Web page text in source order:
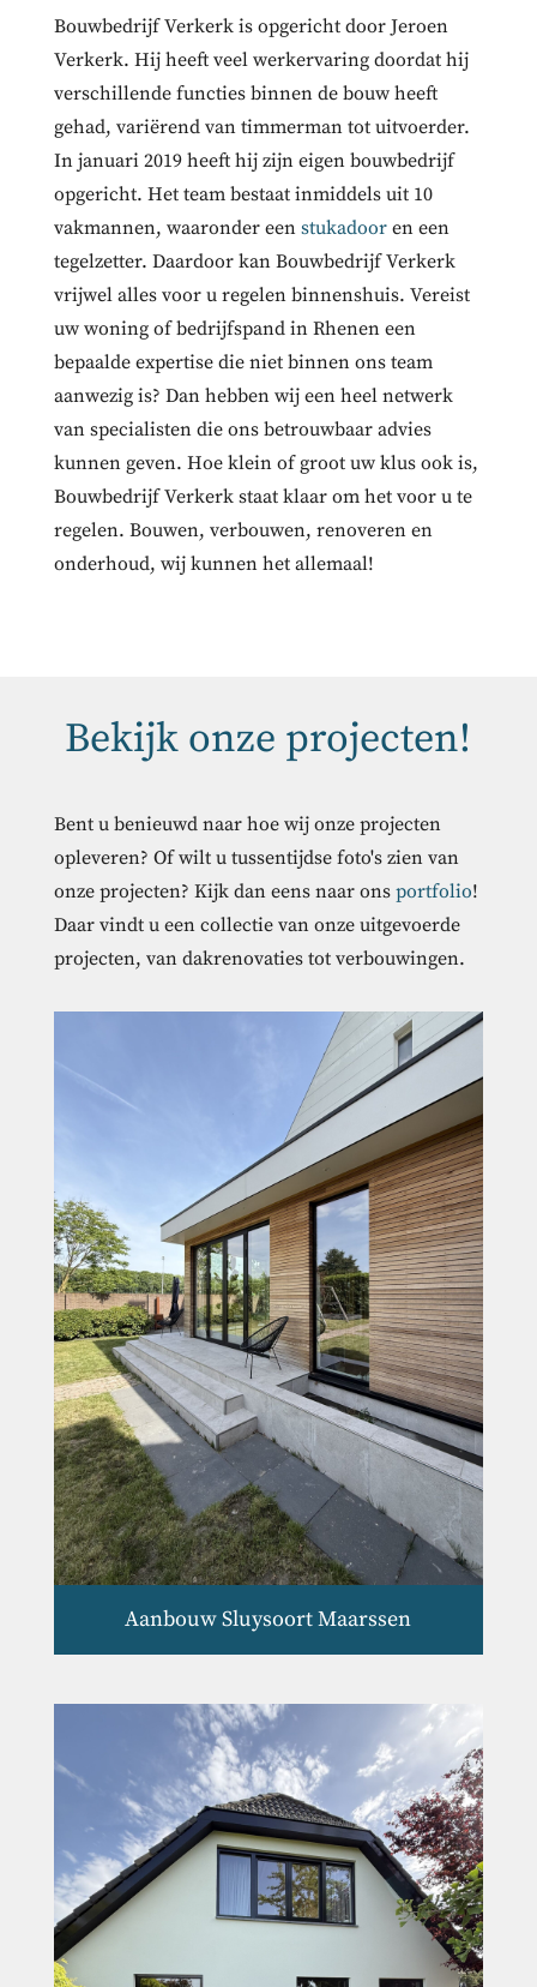
Bouwbedrijf Verkerk is opgericht door Jeroen
Verkerk. Hij heeft veel werkervaring doordat hij
verschillende functies binnen de bouw heeft
gehad, variërend van timmerman tot uitvoerder.
In januari 2019 heeft hij zijn eigen bouwbedrijf
opgericht. Het team bestaat inmiddels uit 10
vakmannen, waaronder een stukadooren een
tegelzetter. Daardoor kan Bouwbedrijf Verkerk
vrijwel alles voor u regelen binnenshuis. Vereist
uw woning of bedrijfspand in Rhenen een
bepaalde expertise die niet binnen ons team
aanwezig is? Dan hebben wij een heel netwerk
van specialisten die ons betrouwbaar advies
kunnen geven. Hoe klein of groot uw klus ook is,
Bouwbedrijf Verkerk staat klaar om het voor u te
regelen. Bouwen, verbouwen, renoveren en
onderhoud, wij kunnen het allemaal!
Bekijk onze projecten!
Bent u benieuwd naar hoe wij onze projecten
opleveren? Of wilt u tussentijdse foto's zien van
onze projecten? Kijk dan eens naar ons portfolio!
Daar vindt u een collectie van onze uitgevoerde
projecten, van dakrenovaties tot verbouwingen.
Aanbouw Sluysoort Maarssen